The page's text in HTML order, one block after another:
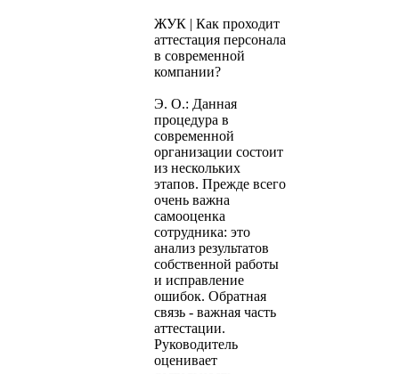
ЖУК | Как проходит
аттестация персонала
в современной
компании?
Э. О.: Данная
процедура в
современной
организации состоит
из нескольких
этапов. Прежде всего
очень важна
самооценка
сотрудника: это
анализ результатов
собственной работы
и исправление
ошибок. Обратная
связь - важная часть
аттестации.
Руководитель
оценивает